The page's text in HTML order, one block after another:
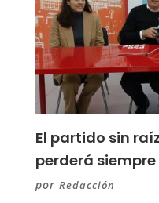
El partido sin
perderá
por Redacción